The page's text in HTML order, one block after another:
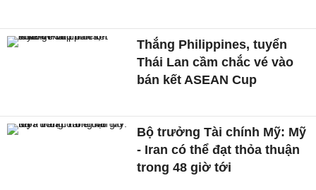
Thắng Philippines, tuyển
Thái Lan cầm chắc vé vào
bán kết ASEAN Cup
Bộ trưởng Tài chính Mỹ: Mỹ
- Iran có thể đạt thỏa thuận
trong 48 giờ tới